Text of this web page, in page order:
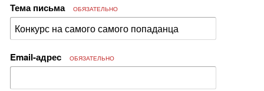
Тема письма ОБЯЗАТЕЛЬНО
Email-адрес ОБЯЗАТЕЛЬНО